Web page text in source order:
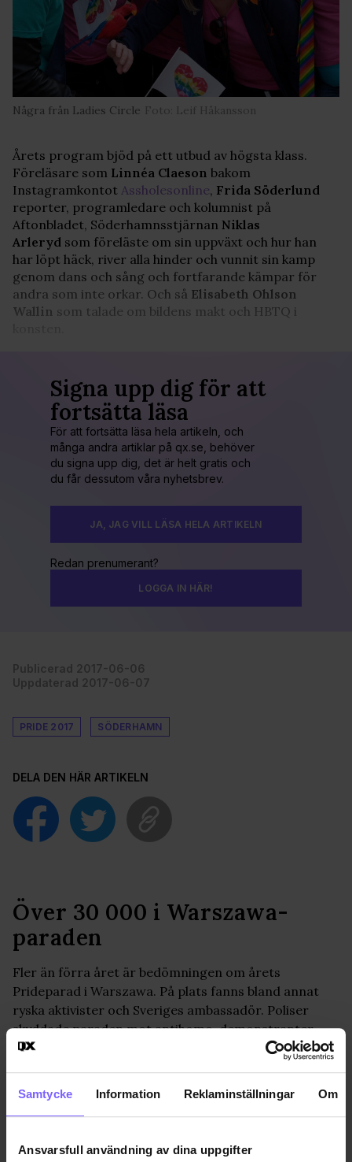
Samtycke Information Reklaminställningar Om
Ansvarsfull användning av dina uppgifter
Några från Ladies Circle Foto: Leif Håkansson
Årets program bjöd på ett utbud av högsta klass.
Föreläsare som Linnéa Claeson bakom
Instagramkontot Assholesonline, Frida Söderlund
reporter, programledare och kolumnist på
Aftonbladet, Söderhamnsstjärnan Niklas
Arleryd som föreläste om sin uppväxt och hur han
har löpt häck, river alla hinder och vunnit sin kamp
genom dans och sång och fortfarande kämpar för
andra som inte orkar. Och så Elisabeth Ohlson
Wallin som talade om bildens makt och HBTQ i
Signa upp dig för att
fortsätta läsa
För att fortsätta läsa hela artikeln, och
många andra artiklar på qx.se, behöver
du signa upp dig, det är helt gratis och
du får dessutom våra nyhetsbrev.
JA, JAG VILL LÄSA HELA ARTIKELN
Redan prenumerant?
LOGGA IN HÄR!
Publicerad 2017-06-06
Uppdaterad 2017-06-07
PRIDE 2017 SÖDERHAMN
DELA DEN HÄR ARTIKELN
Över 30 000 i Warszawa-
paraden
Fler än förra året är bedömningen om årets
Prideparad i Warszawa. På plats fanns bland annat
ryska aktivister och Sveriges ambassadör. Poliser
skyddade paraden mot antihomo-demonstranter.